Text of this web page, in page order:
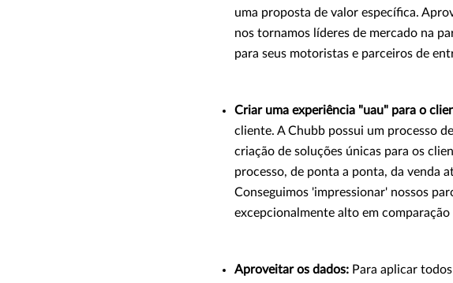
uma proposta de valor específica.
nos tornamos líderes de mercado na
para seus motoristas e parceiros de
Criar uma experiência "uau" para o
cliente. A Chubb possui um processo
criação de soluções únicas para os
processo, de ponta a ponta, da venda
Conseguimos 'impressionar' nossos
excepcionalmente alto em
Aproveitar os dados:Para aplicar todos